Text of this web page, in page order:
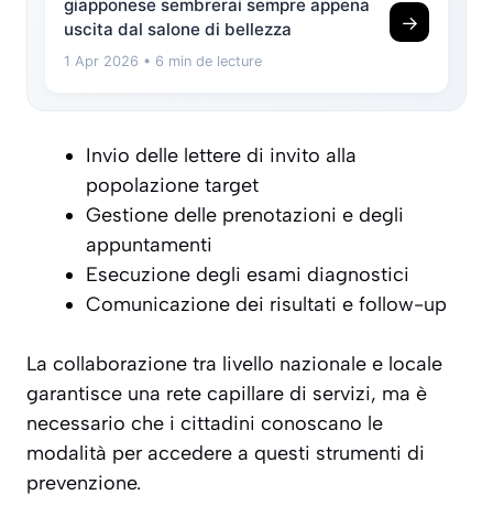
giapponese sembrerai sempre appena
uscita dal salone di bellezza
1 Apr 2026 • 6 min de lecture
→
Invio delle lettere di invito alla
popolazione target
Gestione delle prenotazioni e degli
appuntamenti
Esecuzione degli esami diagnostici
Comunicazione dei risultati e follow-up
La collaborazione tra livello nazionale e locale
garantisce una rete capillare di servizi, ma è
necessario che i cittadini conoscano le
modalità per accedere a questi strumenti di
prevenzione.